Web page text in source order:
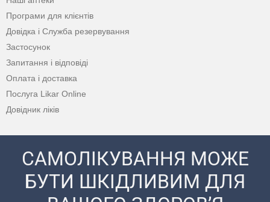
Програми для клієнтів
Довідка і Служба резервування
Застосунок
Запитання і відповіді
Оплата і доставка
Послуга Likar Online
Довідник ліків
САМОЛІКУВАННЯ МОЖЕ
БУТИ ШКІДЛИВИМ ДЛЯ